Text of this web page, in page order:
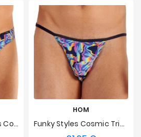
G-String Funky Styles Cosmic Trip HOM Limited Edition
HOM
Funky Styles Cosmic Trip HOM Limited Edition Tanga